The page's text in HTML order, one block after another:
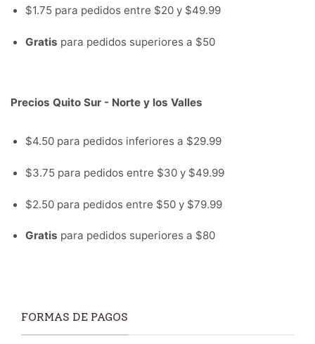
$1.75 para pedidos entre $20 y $49.99
Gratis para pedidos superiores a $50
Precios Quito Sur - Norte y los Valles
$4.50 para pedidos inferiores a $29.99
$3.75 para pedidos entre $30 y $49.99
$2.50 para pedidos entre $50 y $79.99
Gratis para pedidos superiores a $80
FORMAS DE PAGOS